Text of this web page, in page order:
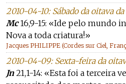
2010-04-10: Sábado da oitava da
Mc16,9-15: «Ide pelo mundo
Nova a toda criatura!»
Jacques PHILIPPE (Cordes sur Ciel,
2010-04-09: Sexta-feira da
Jn21,1-14: «Esta foi a terceira